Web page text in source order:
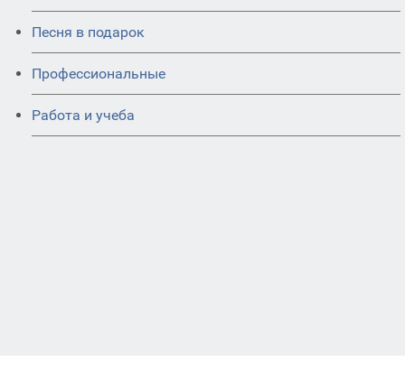
Песня в подарок
Профессиональные
Работа и учеба